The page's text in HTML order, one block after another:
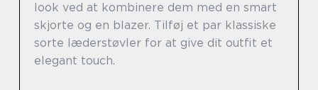
look ved at kombinere dem med en smart
skjorte og en blazer. Tilføj et par klassiske
sorte læderstøvler for at give dit outfit et
elegant touch.